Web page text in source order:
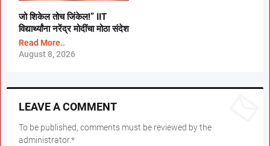
जो शिकेल तोच जिंकेल!” IIT
विद्यार्थ्यांना नरेंद्र मोदींचा मोठा संदेश
Read More..
August 8, 2026
LEAVE A COMMENT
To be published, comments must be reviewed by the
administrator.*